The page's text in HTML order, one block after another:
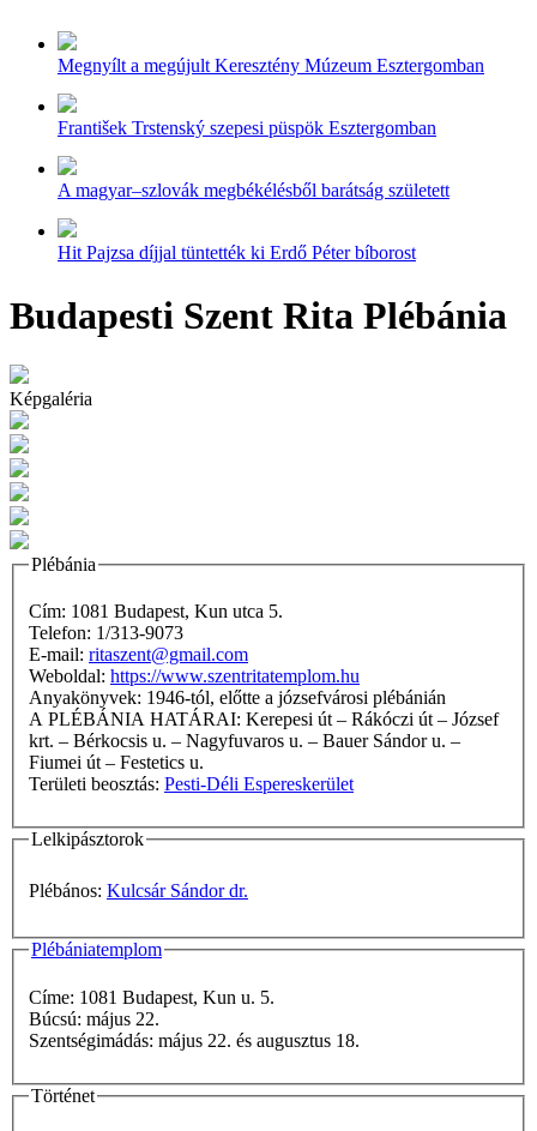
Megnyílt a megújult Keresztény Múzeum Esztergomban
František Trstenský szepesi püspök Esztergomban
A magyar–szlovák megbékélésből barátság született
Hit Pajzsa díjjal tüntették ki Erdő Péter bíborost
Budapesti Szent Rita Plébánia
Képgaléria
Plébánia
Cím: 1081 Budapest, Kun utca 5.
Telefon: 1/313-9073
E-mail: ritaszent@gmail.com
Weboldal: https://www.szentritatemplom.hu
Anyakönyvek: 1946-tól, előtte a józsefvárosi plébánián
A PLÉBÁNIA HATÁRAI: Kerepesi út – Rákóczi út – József
krt. – Bérkocsis u. – Nagyfuvaros u. – Bauer Sándor u. –
Fiumei út – Festetics u.
Területi beosztás: Pesti-Déli Espereskerület
Lelkipásztorok
Plébános: Kulcsár Sándor dr.
Plébániatemplom
Címe: 1081 Budapest, Kun u. 5.
Búcsú: május 22.
Szentségimádás: május 22. és augusztus 18.
Történet